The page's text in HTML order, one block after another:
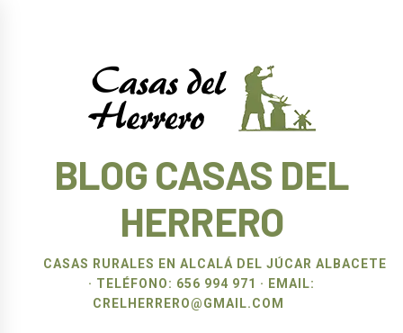
BLOG CASAS DEL
HERRERO
CASAS RURALES EN ALCALÁ DEL JÚCAR ALBACETE
· TELÉFONO: 656 994 971 · EMAIL:
CRELHERRERO@GMAIL.COM